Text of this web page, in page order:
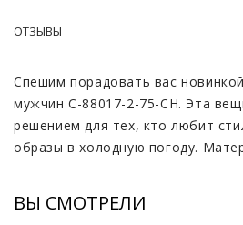
ОТЗЫВЫ
Спешим порадовать вас
мужчин C-88017-2-75-CH. Эта
решением для тех, кто любит
образы в холодную погоду.
Длина куртки — 70-75 см, что
ВЫ СМОТРЕЛИ